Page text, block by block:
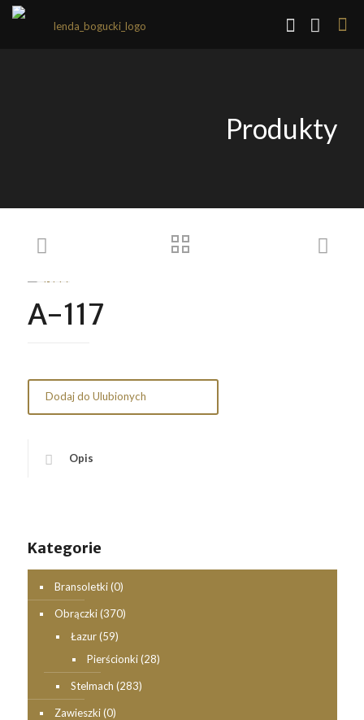
Produkty
A-117
Dodaj do Ulubionych
Opis
Kategorie
Bransoletki (0)
Obrączki (370)
Łazur (59)
Pierścionki (28)
Stelmach (283)
Zawieszki (0)